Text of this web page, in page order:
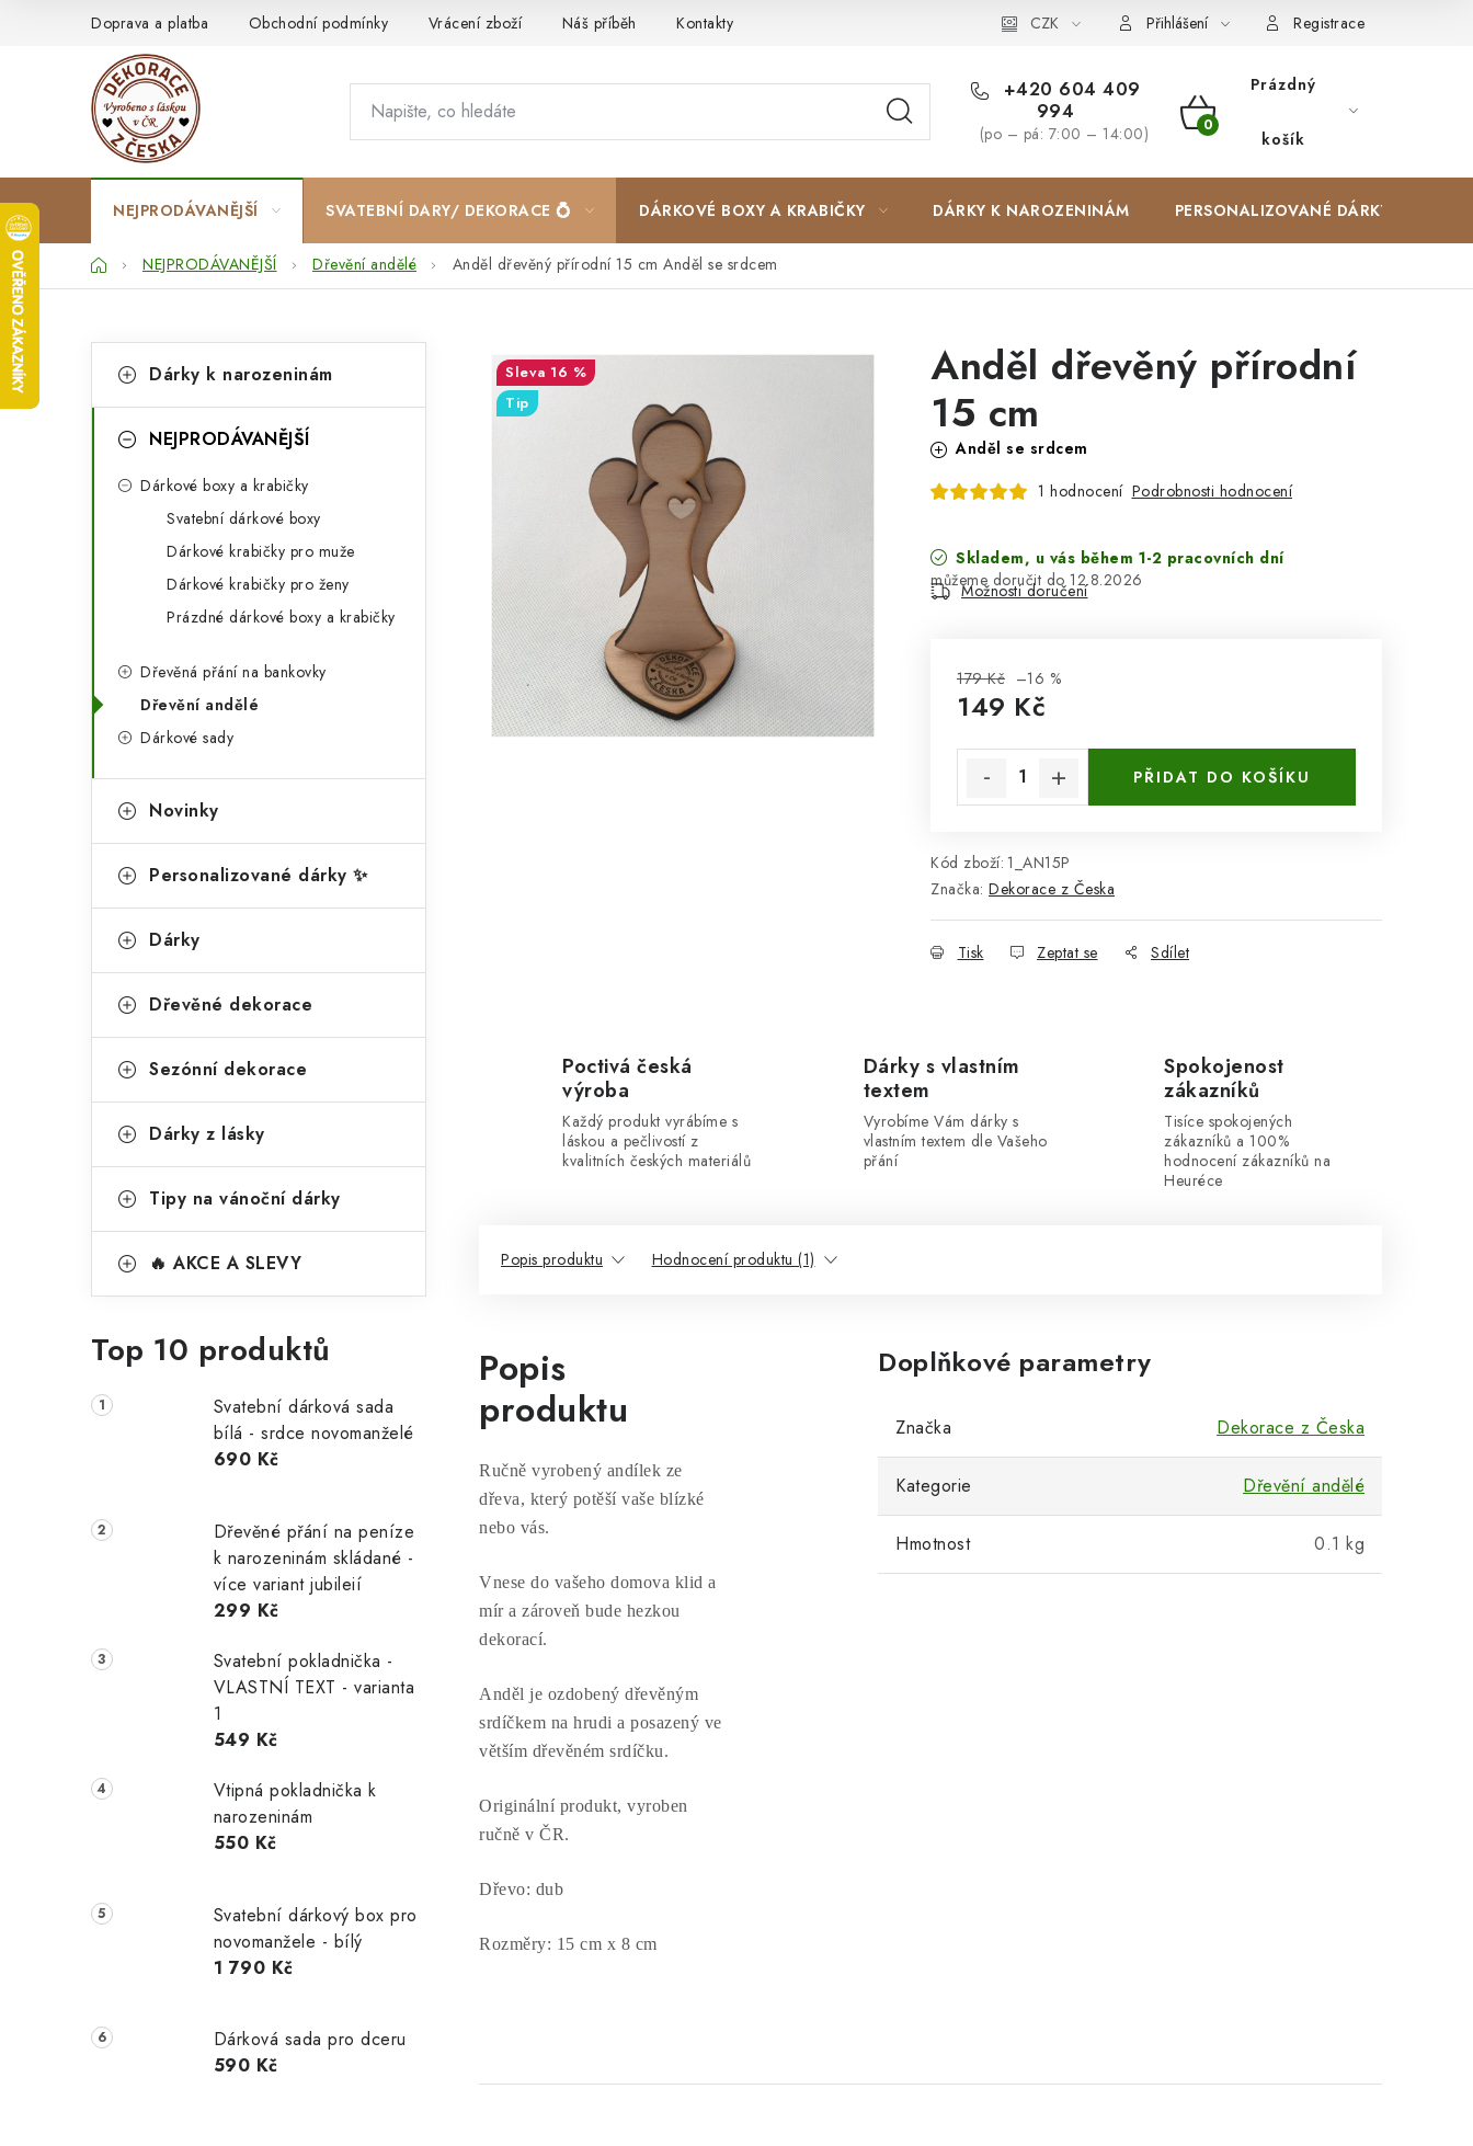
Doprava a platba Obchodní podmínky Vrácení zboží Náš příběh Kontakty Zakázková výroba Spolupracujeme Blog
CZK Přihlášení Registrace
+420 604 409
994
(po – pá: 7:00 – 14:00)
NÁKUPNÍ
Prázdný
košík
NEJPRODÁVANĚJŠÍ SVATEBNÍ DARY/ DEKORACE 💍 DÁRKOVÉ BOXY A KRABIČKY DÁRKY K NAROZENINÁM PERSONALIZOVANÉ DÁRKY ✨
DomůNEJPRODÁVANĚJŠÍ Dřevění andělé Anděl dřevěný přírodní 15 cm Anděl se srdcem
o
í
a
e
l
kategorie
a
Dárky k narozeninám
NEJPRODÁVANĚJŠÍ
Dárkové boxy a krabičky
Svatební dárkové boxy
Dárkové krabičky pro muže
Dárkové krabičky pro ženy
Prázdné dárkové boxy a krabičky
Dřevěná přání na bankovky
Dřevění andělé
Dárkové sady
Novinky
Personalizované dárky ✨
Dárky
Dřevěné dekorace
Sezónní dekorace
Dárky z lásky
Tipy na vánoční dárky
🔥 AKCE A SLEVY
Top 10 produktů
Svatební dárková sada
bílá - srdce novomanželé
690 Kč
Dřevěné přání na peníze
k narozeninám skládané -
více variant jubileií
299 Kč
Svatební pokladnička -
VLASTNÍ TEXT - varianta
1
549 Kč
Vtipná pokladnička k
narozeninám
550 Kč
Svatební dárkový box pro
novomanžele - bílý
1 790 Kč
Dárková sada pro dceru
590 Kč
Anděl dřevěný přírodní
15 cm
Anděl se srdcem
1 hodnocení Podrobnosti hodnocení
Skladem, u vás během 1-2 pracovních dní
12.8.2026
Možnosti doručení
179 Kč –16 %
149 Kč
PŘIDAT DO KOŠÍKU
Kód zboží: 1_AN15P
Značka: Dekorace z Česka
Tisk Zeptat se Sdílet
16 %
Tip
Poctivá česká
výroba
Každý produkt vyrábíme s
láskou a pečlivostí z
kvalitních českých materiálů
Dárky s vlastním
textem
Vyrobíme Vám dárky s
vlastním textem dle Vašeho
přání
Spokojenost
zákazníků
Tisíce spokojených
zákazníků a 100%
hodnocení zákazníků na
Heuréce
Popis produktu Hodnocení produktu (1)
Popis
produktu
Ručně vyrobený andílek ze
dřeva, který potěší vaše blízké
nebo vás.
Vnese do vašeho domova klid a
mír a zároveň bude hezkou
dekorací.
Anděl je ozdobený dřevěným
srdíčkem na hrudi a posazený ve
větším dřevěném srdíčku.
Originální produkt, vyroben
ručně v ČR.
Dřevo: dub
Rozměry: 15 cm x 8 cm
Doplňkové parametry
Značka Dekorace z Česka
Kategorie Dřevění andělé
Hmotnost 0.1 kg